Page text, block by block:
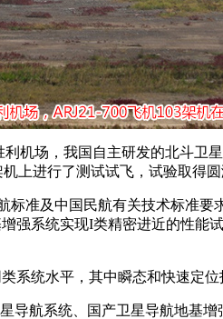
机场，我国自主研发的北斗卫
上进行了测试试飞，试验取得圆
标准及中国民航有关技术标准要
强系统实现I类精密进近的性能
系统水平，其中瞬态和快速定位
导航系统、国产卫星导航地基